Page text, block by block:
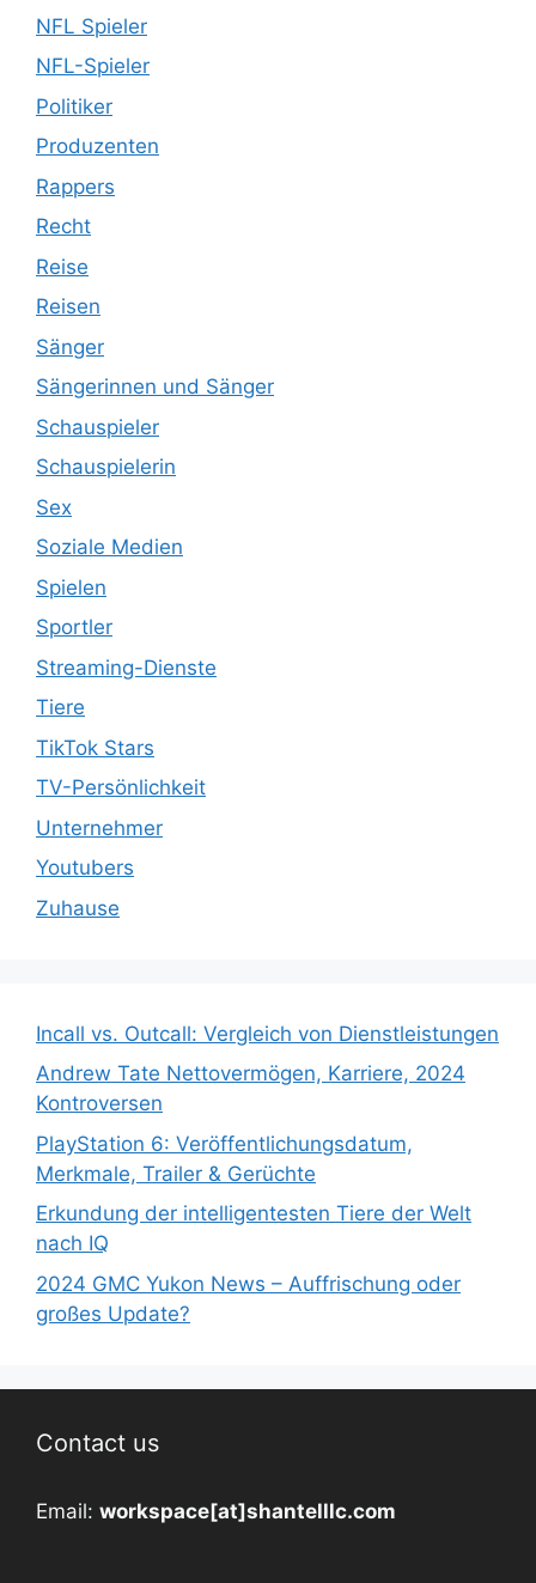
NFL Spieler
NFL-Spieler
Politiker
Produzenten
Rappers
Recht
Reise
Reisen
Sänger
Sängerinnen und Sänger
Schauspieler
Schauspielerin
Sex
Soziale Medien
Spielen
Sportler
Streaming-Dienste
Tiere
TikTok Stars
TV-Persönlichkeit
Unternehmer
Youtubers
Zuhause
Incall vs. Outcall: Vergleich von Dienstleistungen
Andrew Tate Nettovermögen, Karriere, 2024
Kontroversen
PlayStation 6: Veröffentlichungsdatum,
Merkmale, Trailer & Gerüchte
Erkundung der intelligentesten Tiere der Welt
nach IQ
2024 GMC Yukon News – Auffrischung oder
großes Update?
Contact us
Email: workspace[at]shantelllc.com